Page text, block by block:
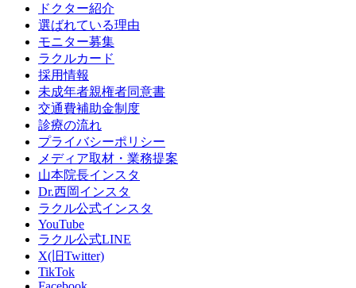
ドクター紹介
選ばれている理由
モニター募集
ラクルカード
採用情報
未成年者親権者同意書
交通費補助金制度
診療の流れ
プライバシーポリシー
メディア取材・業務提案
山本院長インスタ
Dr.西岡インスタ
ラクル公式インスタ
YouTube
ラクル公式LINE
X(旧Twitter)
TikTok